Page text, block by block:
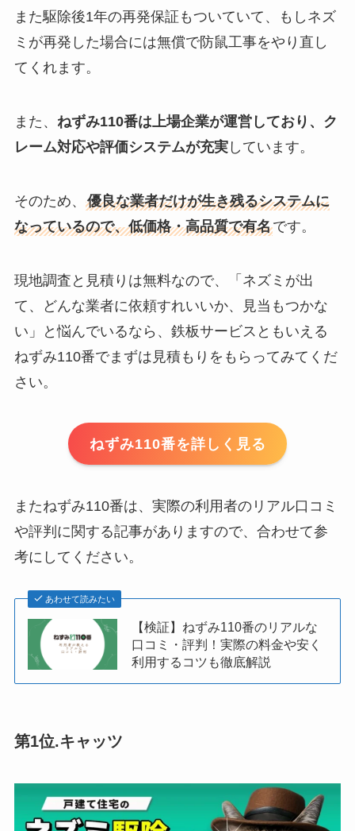
また駆除後1年の再発保証もついていて、もしネズ
ミが再発した場合には無償で防鼠工事をやり直し
てくれます。
また、 ねずみ110番は上場企業が運営しており、ク
レーム対応や評価システムが充実しています。
そのため、 優良な業者だけが生き残るシステムに
なっているので、低価格・高品質で有名です。
現地調査と見積りは無料なので、「ネズミが出
て、どんな業者に依頼すれいいか、見当もつかな
い」と悩んでいるなら、鉄板サービスともいえる
ねずみ110番でまずは見積もりをもらってみてくだ
さい。
ねずみ110番を詳しく見る
またねずみ110番は、実際の利用者のリアル口コミ
や評判に関する記事がありますので、合わせて参
考にしてください。
あわせて読みたい
【検証】ねずみ110番のリアルな
口コミ・評判！実際の料金や安く
利用するコツも徹底解説
第1位.キャッツ